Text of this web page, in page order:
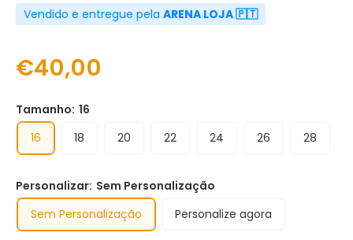
Vendido e entregue pela ARENA LOJA 🇵🇹
€40,00
Tamanho: 16
16
18 20 22 24 26 28
Personalizar: Sem Personalização
Sem Personalização
Personalize agora